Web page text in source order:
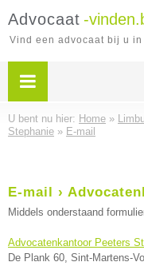
Advocaat -
Vind een advocaat bij u
U bent nu hier: Home »
Stephanie » E-mail
E-mail ›
Middels onderstaand
Advocatenkantoor Peeters
De Plank 60, Sint-Martens-